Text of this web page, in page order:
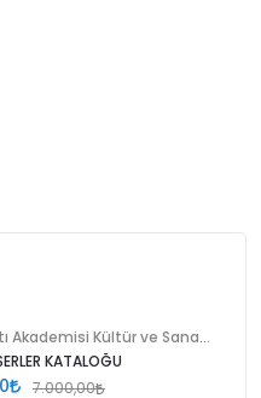
KATALOĞU
7.000,00